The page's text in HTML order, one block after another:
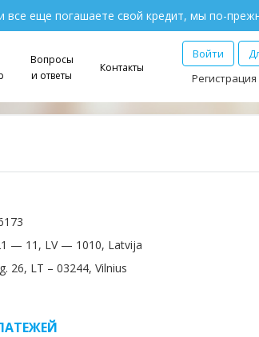
еще погашаете свой кредит, мы по-
Вопросы
и ответы
Контакты
Войти
Регистрация
— 11, LV — 1010, Latvija
26, LT – 03244, Vilnius